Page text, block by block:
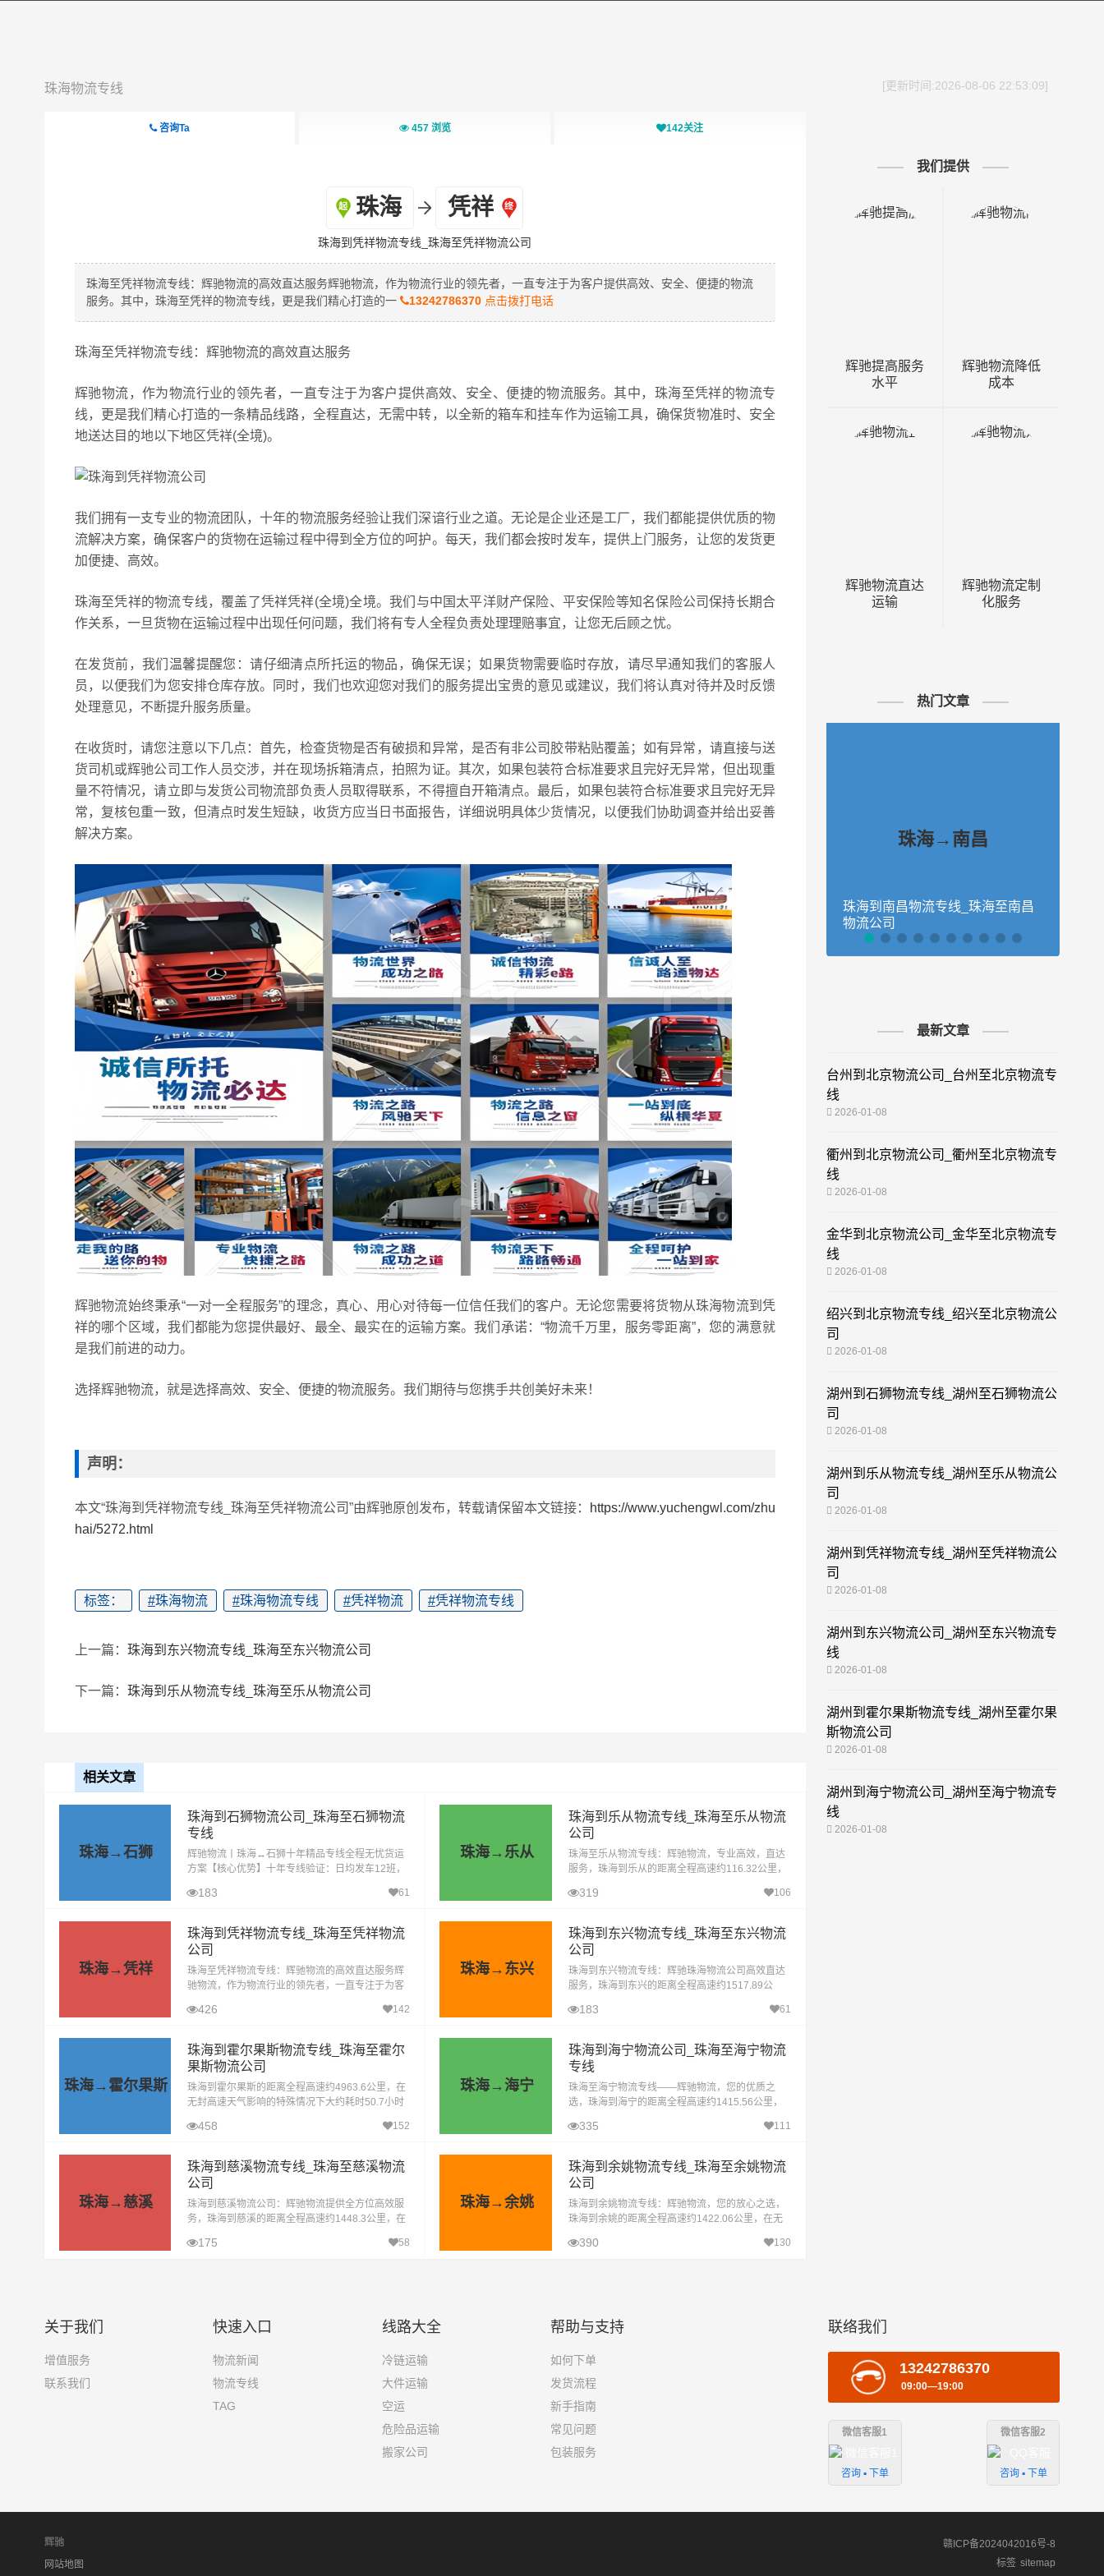
珠海物流专线 [更新时间:2026-08-06 22:53:09]
咨询Ta 457 浏览 142关注
珠海 凭祥
珠海到凭祥物流专线_珠海至凭祥物流公司
珠海至凭祥物流专线：辉驰物流的高效直达服务辉驰物流，作为物流行业的领先者，一直专注于为客户提供高效、安全、便捷的物流
服务。其中，珠海至凭祥的物流专线，更是我们精心打造的一
13242786370点击拨打电话
珠海至凭祥物流专线：辉驰物流的高效直达服务
辉驰物流，作为物流行业的领先者，一直专注于为客户提供高效、安全、便捷的物流服务。其中，珠海至凭祥的物流专
线，更是我们精心打造的一条精品线路，全程直达，无需中转，以全新的箱车和挂车作为运输工具，确保货物准时、安全
地送达目的地以下地区凭祥(全境)。
我们拥有一支专业的物流团队，十年的物流服务经验让我们深谙行业之道。无论是企业还是工厂，我们都能提供优质的物
流解决方案，确保客户的货物在运输过程中得到全方位的呵护。每天，我们都会按时发车，提供上门服务，让您的发货更
加便捷、高效。
珠海至凭祥的物流专线，覆盖了凭祥凭祥(全境)全境。我们与中国太平洋财产保险、平安保险等知名保险公司保持长期合
作关系，一旦货物在运输过程中出现任何问题，我们将有专人全程负责处理理赔事宜，让您无后顾之忧。
在发货前，我们温馨提醒您：请仔细清点所托运的物品，确保无误；如果货物需要临时存放，请尽早通知我们的客服人
员，以便我们为您安排仓库存放。同时，我们也欢迎您对我们的服务提出宝贵的意见或建议，我们将认真对待并及时反馈
处理意见，不断提升服务质量。
在收货时，请您注意以下几点：首先，检查货物是否有破损和异常，是否有非公司胶带粘贴覆盖；如有异常，请直接与送
货司机或辉驰公司工作人员交涉，并在现场拆箱清点，拍照为证。其次，如果包装符合标准要求且完好无异常，但出现重
量不符情况，请立即与发货公司物流部负责人员取得联系，不得擅自开箱清点。最后，如果包装符合标准要求且完好无异
常，复核包重一致，但清点时发生短缺，收货方应当日书面报告，详细说明具体少货情况，以便我们协助调查并给出妥善
解决方案。
辉驰物流始终秉承“一对一全程服务”的理念，真心、用心对待每一位信任我们的客户。无论您需要将货物从珠海物流到凭
祥的哪个区域，我们都能为您提供最好、最全、最实在的运输方案。我们承诺：“物流千万里，服务零距离”，您的满意就
是我们前进的动力。
选择辉驰物流，就是选择高效、安全、便捷的物流服务。我们期待与您携手共创美好未来！
声明：
本文“珠海到凭祥物流专线_珠海至凭祥物流公司”由辉驰原创发布，转载请保留本文链接：
https://www.yuchengwl.com/zhu
hai/5272.html
标签： #珠海物流 #珠海物流专线 #凭祥物流 #凭祥物流专线
上一篇： 珠海到东兴物流专线_珠海至东兴物流公司
下一篇： 珠海到乐从物流专线_珠海至乐从物流公司
相关文章
珠海→石狮
珠海到石狮物流公司_珠海至石狮物流
专线
‌辉驰物流丨珠海↔石狮十年精品专线全程无忧货运
方案‌【核心优势】‌十年专线验证‌：日均发车12班，
工业设备/家居搬迁/电商货物/
183 61
珠海→乐从
珠海到乐从物流专线_珠海至乐从物流
公司
珠海至乐从物流专线：辉驰物流，专业高效，直达
服务，珠海到乐从的距离全程高速约116.32公里，
到达目的地。珠海到乐从物流货运运输专
319 106
珠海→凭祥
珠海到凭祥物流专线_珠海至凭祥物流
公司
珠海至凭祥物流专线：辉驰物流的高效直达服务辉
驰物流，作为物流行业的领先者，一直专注于为客
至凭祥的物流专线，更是我们精心打造的一
426 142
珠海→东兴
珠海到东兴物流专线_珠海至东兴物流
公司
珠海到东兴物流专线：辉驰珠海物流公司高效直达
服务，珠海到东兴的距离全程高速约1517.89公
9小时到达目的地。辉驰珠海物流公司推
183 61
珠海→霍尔果斯
珠海到霍尔果斯物流专线_珠海至霍尔
果斯物流公司
珠海到霍尔果斯的距离全程高速约4963.6公里，在
无封高速天气影响的特殊情况下大约耗时50.7小时
霍尔果斯物流专线，致力于为客户
458 152
珠海→海宁
珠海到海宁物流公司_珠海至海宁物流
专线
珠海至海宁物流专线——辉驰物流，您的优质之
选，珠海到海宁的距离全程高速约1415.56公里，
时到达目的地。辉驰物流作为物流行业的
335 111
珠海→慈溪
珠海到慈溪物流专线_珠海至慈溪物流
公司
珠海到慈溪物流公司：辉驰物流提供全方位高效服
务，珠海到慈溪的距离全程高速约1448.3公里，在
达目的地以下地区慈溪(全境)。珠海
175 58
珠海→余姚
珠海到余姚物流专线_珠海至余姚物流
公司
‌珠海到余姚物流专线：辉驰物流，您的放心之选，
珠海到余姚的距离全程高速约1422.06公里，在无
达目的地。‌在物流行业日益繁荣的今
390 130
我们提供
辉驰提高服务
水平
辉驰物流降低
成本
辉驰物流直达
运输
辉驰物流定制
化服务
热门文章
珠海→南昌
珠海到南昌物流专线_珠海至南昌
物流公司
最新文章
台州到北京物流公司_台州至北京物流专
线
2026-01-08
衢州到北京物流公司_衢州至北京物流专
线
2026-01-08
金华到北京物流公司_金华至北京物流专
线
2026-01-08
绍兴到北京物流专线_绍兴至北京物流公
司
2026-01-08
湖州到石狮物流专线_湖州至石狮物流公
司
2026-01-08
湖州到乐从物流专线_湖州至乐从物流公
司
2026-01-08
湖州到凭祥物流专线_湖州至凭祥物流公
司
2026-01-08
湖州到东兴物流公司_湖州至东兴物流专
线
2026-01-08
湖州到霍尔果斯物流专线_湖州至霍尔果
斯物流公司
2026-01-08
湖州到海宁物流公司_湖州至海宁物流专
线
2026-01-08
关于我们
增值服务
联系我们
快速入口
物流新闻
物流专线
TAG
线路大全
冷链运输
大件运输
空运
危险品运输
搬家公司
帮助与支持
如何下单
发货流程
新手指南
常见问题
包装服务
联络我们
13242786370
09:00—19:00
微信客服1
咨询 ▪ 下单
微信客服2
咨询 ▪ 下单
辉驰
网站地图
赣ICP备2024042016号-8
标签 sitemap